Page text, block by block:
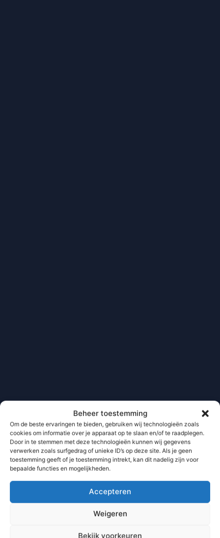
Beheer toestemming
Om de beste ervaringen te bieden, gebruiken wij technologieën zoals
cookies om informatie over je apparaat op te slaan en/of te raadplegen.
Door in te stemmen met deze technologieën kunnen wij gegevens
verwerken zoals surfgedrag of unieke ID’s op deze site. Als je geen
toestemming geeft of je toestemming intrekt, kan dit nadelig zijn voor
bepaalde functies en mogelijkheden.
Accepteren
Weigeren
Bekijk voorkeuren